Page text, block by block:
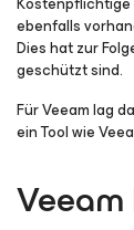
ebenfalls
Dies hat zur
geschützt sind.
Für Veeam lag
ein Tool wie